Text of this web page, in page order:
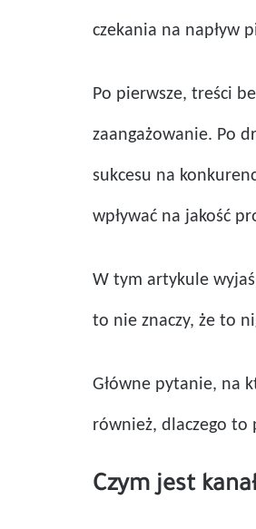
czekania na napływ
Po pierwsze, treści
zaangażowanie. Po
sukcesu na
wpływać na jakość
W tym artykule
to nie znaczy, że to
Główne pytanie, na
również, dlaczego to
Czym jest